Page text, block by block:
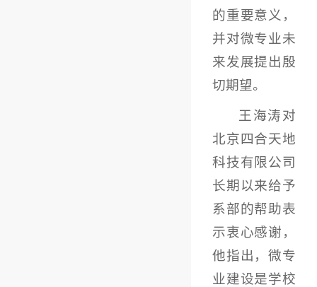
的重要意义，
并对微专业未
来发展提出殷
切期望。
王海涛对
北京四合天地
科技有限公司
长期以来给予
系部的帮助表
示衷心感谢，
他指出，微专
业建设是学校